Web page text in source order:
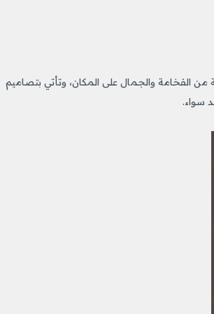
الفخامة والجمال على المكان، وتأتي بتصاميم
سواء.